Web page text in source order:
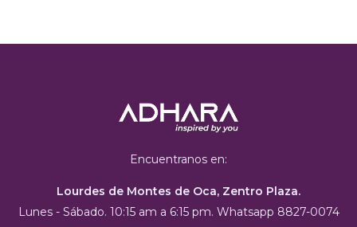
Encuentranos en:
Lourdes de Montes de Oca, Zentro Plaza.
Lunes - Sábado. 10:15 am a 6:15 pm. Whatsapp 8827-0074